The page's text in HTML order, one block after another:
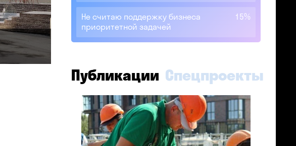
Не считаю поддержку бизнеса
приоритетной задачей
15%
Публикации Спецпроекты